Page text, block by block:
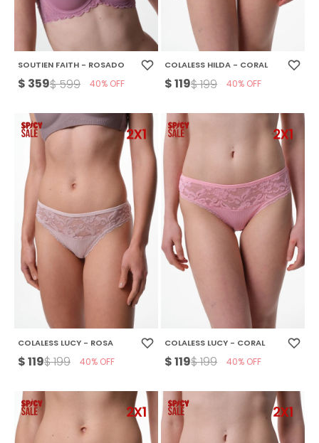
SOUTIEN FAITH - ROSADO
$ 359$599 40
COLALESS HILDA - CORAL
$119$199 40
COLALESS LUCY - ROSA
$119$199 40
COLALESS LUCY - CORAL
$119$199 40